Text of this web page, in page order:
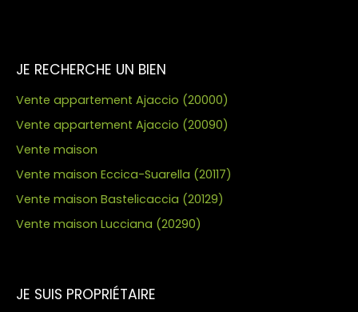
JE RECHERCHE UN BIEN
Vente appartement Ajaccio (20000)
Vente appartement Ajaccio (20090)
Vente maison
Vente maison Eccica-Suarella (20117)
Vente maison Bastelicaccia (20129)
Vente maison Lucciana (20290)
JE SUIS PROPRIÉTAIRE